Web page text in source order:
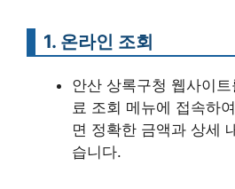
1. 온라인 조회
안산 상록구청 웹사이
료 조회 메뉴에 접속하
면 정확한 금액과 상세
습니다.